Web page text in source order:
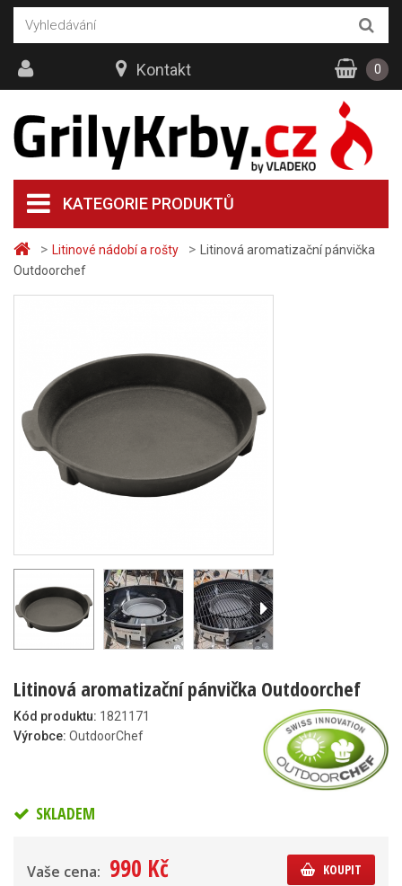
> Litinové nádobí a rošty >
Litinová aromatizační pánvička
Outdoorchef
Litinová aromatizační pánvička Outdoorchef
Kód produktu: 1821171
Výrobce: OutdoorChef
SKLADEM
Vaše cena: 990 Kč KOUPIT
KATEGORIE PRODUKTŮ
Kontakt 0